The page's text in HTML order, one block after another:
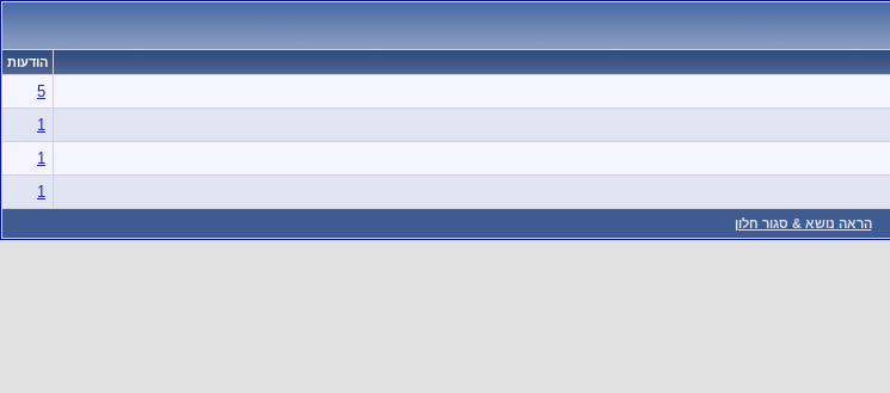
הודעות
5
1
1
1
הראה נושא & סגור חלון